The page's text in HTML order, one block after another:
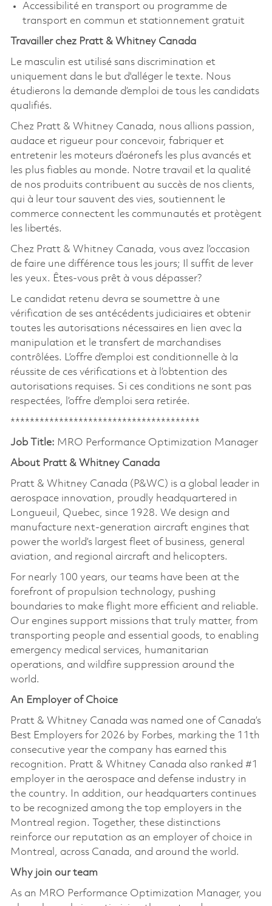
Accessibilité en transport ou programme de
transport en commun et stationnement gratuit
Travailler chez Pratt & Whitney Canada
Le masculin est utilisé sans discrimination et
uniquement dans le but d'alléger le texte. Nous
étudierons la demande d’emploi de tous les candidats
qualifiés.
Chez Pratt & Whitney Canada, nous allions passion,
audace et rigueur pour concevoir, fabriquer et
entretenir les moteurs d’aéronefs les plus avancés et
les plus fiables au monde. Notre travail et la qualité
de nos produits contribuent au succès de nos clients,
qui à leur tour sauvent des vies, soutiennent le
commerce connectent les communautés et protègent
les libertés.
Chez Pratt & Whitney Canada, vous avez l’occasion
de faire une différence tous les jours; Il suffit de lever
les yeux. Êtes-vous prêt à vous dépasser?
Le candidat retenu devra se soumettre à une
vérification de ses antécédents judiciaires et obtenir
toutes les autorisations nécessaires en lien avec la
manipulation et le transfert de marchandises
contrôlées. L’offre d’emploi est conditionnelle à la
réussite de ces vérifications et à l’obtention des
autorisations requises. Si ces conditions ne sont pas
respectées, l’offre d’emploi sera retirée.
***************************************
Job Title: MRO Performance Optimization Manager
About Pratt & Whitney Canada
Pratt & Whitney Canada (P&WC) is a global leader in
aerospace innovation, proudly headquartered in
Longueuil, Quebec, since 1928. We design and
manufacture next-generation aircraft engines that
power the world’s largest fleet of business, general
aviation, and regional aircraft and helicopters.
For nearly 100 years, our teams have been at the
forefront of propulsion technology, pushing
boundaries to make flight more efficient and reliable.
Our engines support missions that truly matter, from
transporting people and essential goods, to enabling
emergency medical services, humanitarian
operations, and wildfire suppression around the
world.
An Employer of Choice
Pratt & Whitney Canada was named one of Canada’s
Best Employers for 2026 by Forbes, marking the 11th
consecutive year the company has earned this
recognition. Pratt & Whitney Canada also ranked #1
employer in the aerospace and defense industry in
the country. In addition, our headquarters continues
to be recognized among the top employers in the
Montreal region. Together, these distinctions
reinforce our reputation as an employer of choice in
Montreal, across Canada, and around the world.
Why join our team
As an MRO Performance Optimization Manager, you